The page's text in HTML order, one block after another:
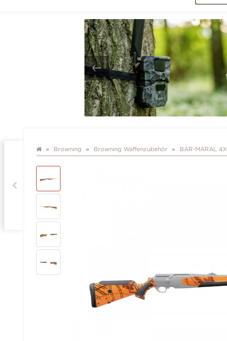
Browning Browning Waffenzubehör BAR-MARAL